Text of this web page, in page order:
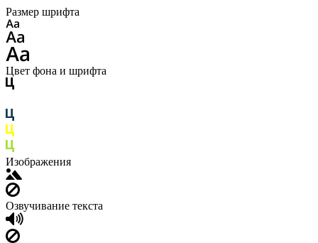
Размер шрифта
Цвет фона и шрифта
Изображения
Озвучивание текста